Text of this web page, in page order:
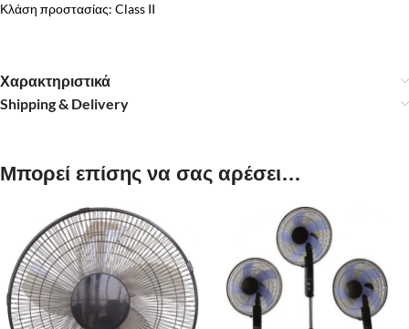
Κλάση προστασίας: Class II
Χαρακτηριστικά
Shipping & Delivery
Μπορεί επίσης να σας αρέσει…